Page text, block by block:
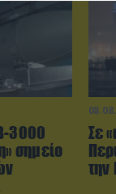
3000
σημείο
Σε